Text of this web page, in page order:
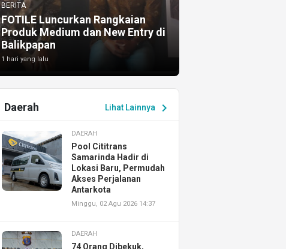
BERITA
FOTILE Luncurkan Rangkaian
Produk Medium dan New Entry di
Balikpapan
1 hari yang lalu
Lihat Lainnya chevron_right
Daerah
DAERAH
Pool Cititrans
Samarinda Hadir di
Lokasi Baru, Permudah
Akses Perjalanan
Antarkota
Minggu, 02 Agu 2026 14:37
DAERAH
74 Orang Dibekuk,